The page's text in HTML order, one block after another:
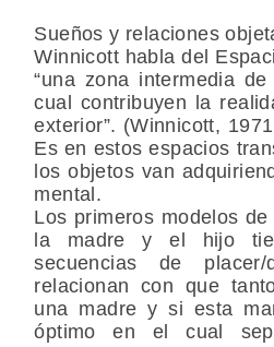
Sueños y relaciones
Winnicott habla del
“una zona intermedia
cual contribuyen la
exterior”. (Winnicott,
Es en estos espacios
los objetos van
mental.
Los primeros modelos
la madre y el hijo
secuencias de
relacionan con que
una madre y si esta
óptimo en el cual